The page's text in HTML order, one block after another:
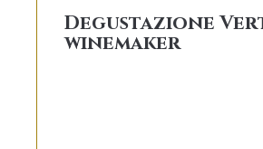
Degustazione
winemaker